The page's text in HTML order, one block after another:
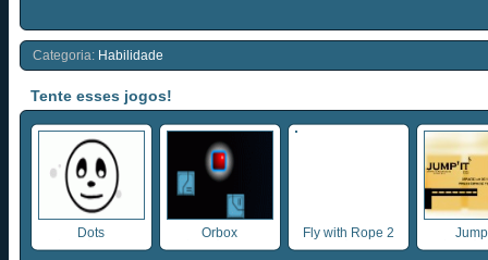
Categoria: Habilidade
Tente esses jogos!
Dots Orbox Fly with Rope 2